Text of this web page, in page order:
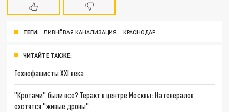
ТЕГИ: ЛИВНЁВАЯ КАНАЛИЗАЦИЯ КРАСНОДАР
ЧИТАЙТЕ ТАКЖЕ:
Технофашисты XXI века
"Кротами" были все? Теракт в центре Москвы: На генералов
охотятся "живые дроны"